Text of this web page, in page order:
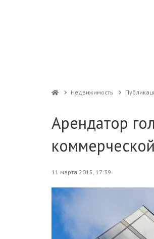
Недвижимость
Арендатор
11 марта 2015, 17:39